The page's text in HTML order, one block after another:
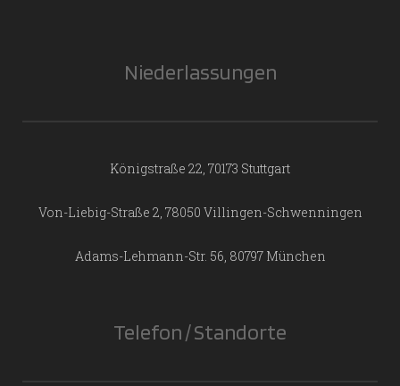
Niederlassungen
Königstraße 22, 70173 Stuttgart
Von-Liebig-Straße 2, 78050 Villingen-Schwenningen
Adams-Lehmann-Str. 56, 80797 München
Telefon / Standorte